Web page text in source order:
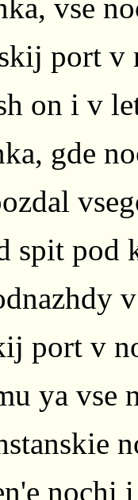
vse
port v
on i v
gde
spit pod
port v
ya vse
nochi